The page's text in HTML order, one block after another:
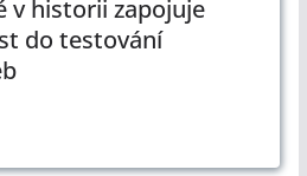
v historii zapojuje
do testování